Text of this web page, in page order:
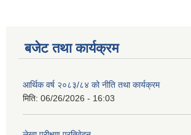
बजेट तथा कार्यक्रम
आर्थिक वर्ष २०८३/८४ को नीति तथा कार्यक्रम
मिति: 06/26/2026 - 16:03